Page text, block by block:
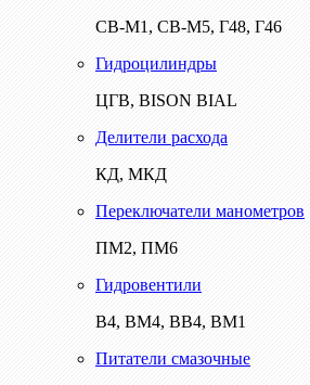
СВ-М1, СВ-М5, Г48, Г46
Гидроцилиндры
ЦГВ, BISON BIAL
Делители расхода
КД, МКД
Переключатели манометров
ПМ2, ПМ6
Гидровентили
В4, ВМ4, ВВ4, ВМ1
Питатели смазочные